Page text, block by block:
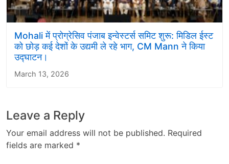
Mohali में प्रोग्रेसिव पंजाब इन्वेस्टर्स समिट शुरू: मिडिल ईस्ट
को छोड़ कई देशों के उद्यमी ले रहे भाग, CM Mann ने किया
उद्घाटन।
March 13, 2026
Leave a Reply
Your email address will not be published. Required
fields are marked *